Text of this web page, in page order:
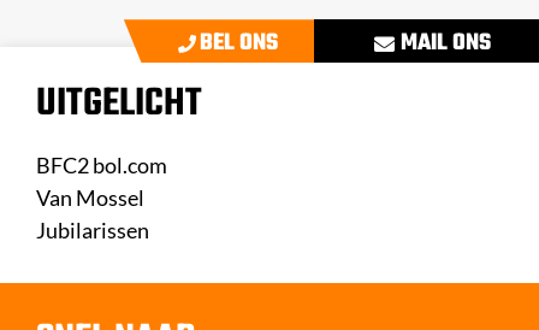
BEL ONS MAIL ONS
UITGELICHT
BFC2 bol.com
Van Mossel
Jubilarissen